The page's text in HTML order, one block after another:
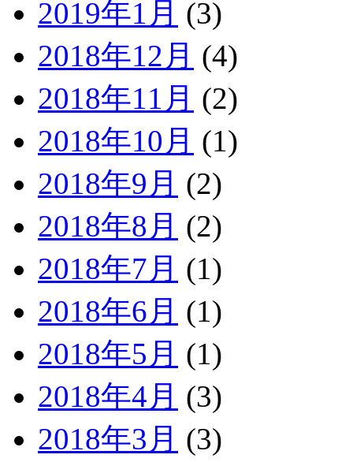
2019年1月 (3)
2018年12月 (4)
2018年11月 (2)
2018年10月 (1)
2018年9月 (2)
2018年8月 (2)
2018年7月 (1)
2018年6月 (1)
2018年5月 (1)
2018年4月 (3)
2018年3月 (3)